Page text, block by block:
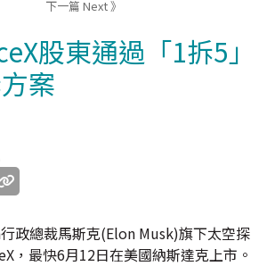
下一篇 Next 》
股東通過「1拆5」
案
政總裁馬斯克(Elon Musk)旗下太空探
，最快6月12日在美國納斯達克上市。